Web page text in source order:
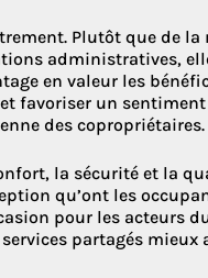
Plutôt que de
administratives,
en valeur les
favoriser un sentiment
des copropriétaires.
la sécurité et la
qu’ont les
pour les acteurs
partagés mieux